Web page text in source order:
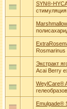
SYN®-
Rosmarinus
Экстракт
Acai Berry
WeylCare®
Emulgade®